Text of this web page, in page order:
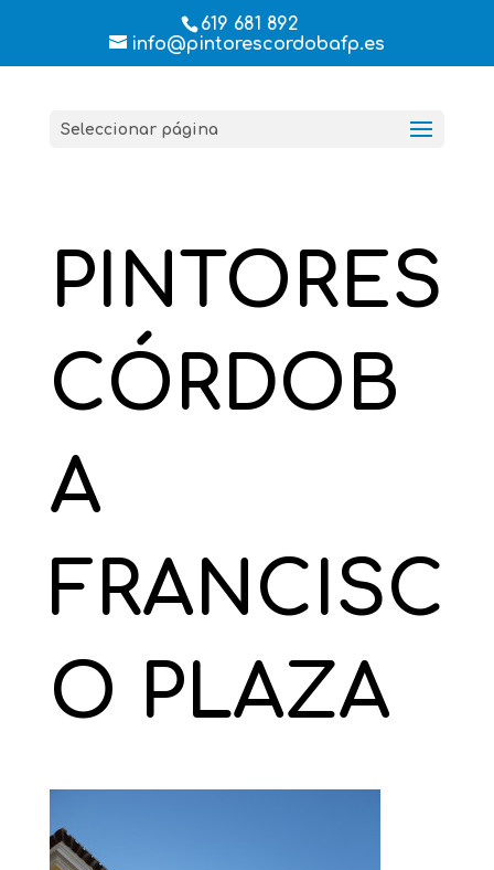
619 681 892
info@pintorescordobafp.es
Seleccionar página
PINTORES
CÓRDOB
A
FRANCISC
O PLAZA